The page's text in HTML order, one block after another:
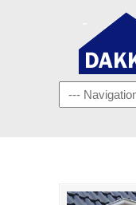
Navigation